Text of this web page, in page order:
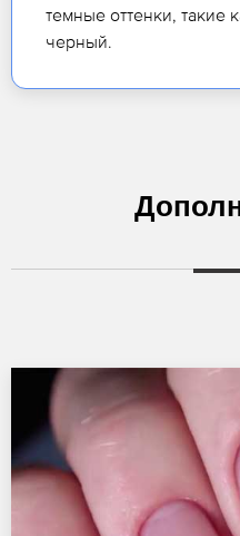
темные оттенки, такие
черный.